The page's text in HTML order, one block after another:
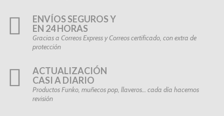
ENVÍOS SEGUROS Y
EN 24 HORAS
Gracias a Correos Express y Correos certificado, con extra de
protección
ACTUALIZACIÓN
CASI A DIARIO
Productos Funko, muñecos pop, llaveros… cada día hacemos
revisión